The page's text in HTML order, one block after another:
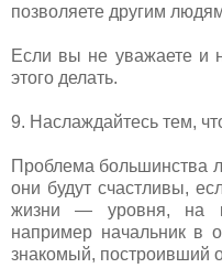
позволяете другим
Если вы не уважаете и
этого делать.
9. Наслаждайтесь тем,
Проблема большинства
они будут счастливы,
жизни — уровня, на
например начальник в
знакомый, построивший